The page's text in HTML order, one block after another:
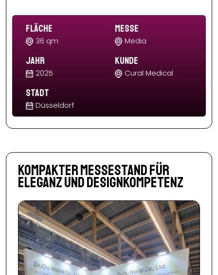
Fläche
36 qm
Messe
Media
Jahr
2025
Kunde
Cural Medical
Stadt
Düsseldorf
Kompakter Messestand für
Eleganz und Designkompetenz